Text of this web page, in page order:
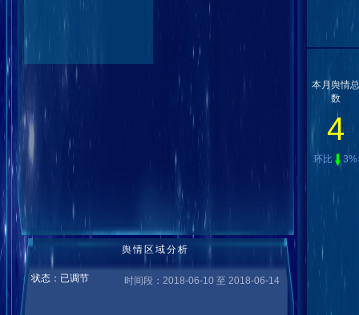
舆情区域分析
状态：已调节 时间段：2018-06-10 至 2018-06-14
本月舆情总
数
4
环比 3%